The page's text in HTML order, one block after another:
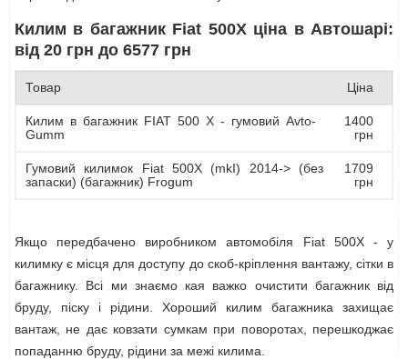
Килим в багажник Fiat 500X ціна в Автошарі:
від 20 грн до 6577 грн
Товар Ціна
Килим в багажник FIAT 500 X - гумовий Avto-
Gumm
1400
грн
Гумовий килимок Fiat 500X (mkI) 2014-> (без
запаски) (багажник) Frogum
1709
грн
Якщо передбачено виробником автомобіля Fiat 500X - у
килимку є місця для доступу до скоб-кріплення вантажу, сітки в
багажнику. Всі ми знаємо кая важко очистити багажник від
бруду, піску і рідини. Хороший килим багажника захищає
вантаж, не дає ковзати сумкам при поворотах, перешкоджає
попаданню бруду, рідини за межі килима.